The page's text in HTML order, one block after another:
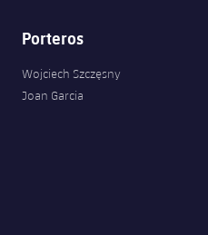
Porteros
Wojciech Szczęsny
Joan Garcia